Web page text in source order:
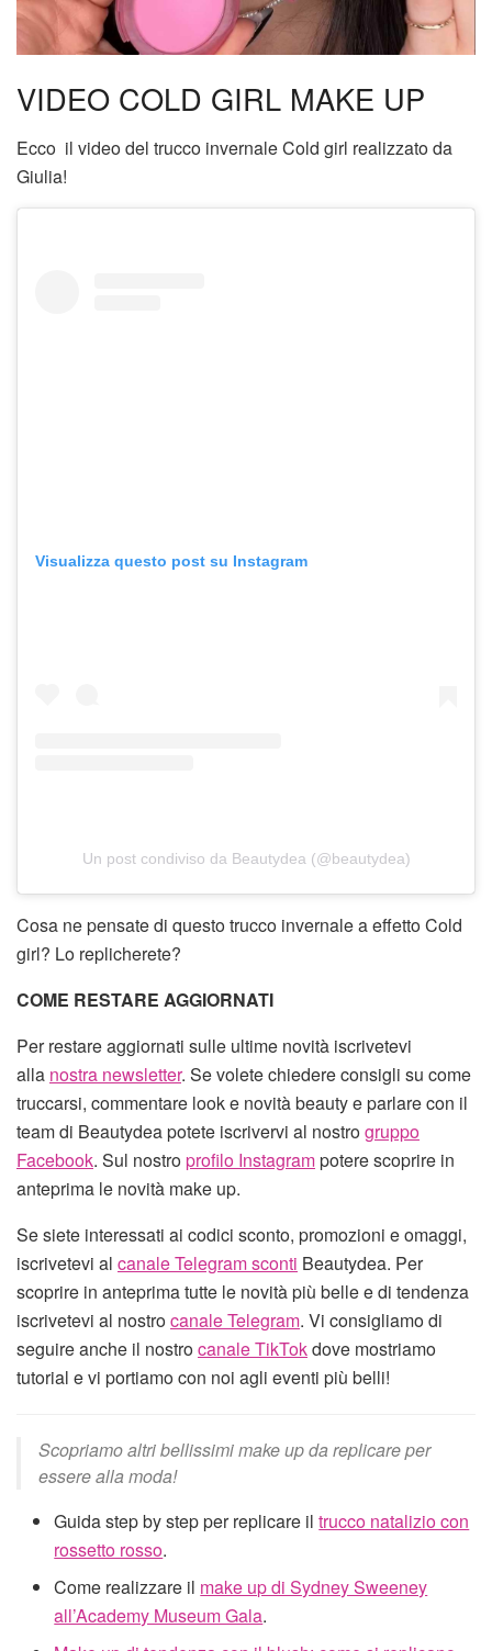
VIDEO COLD GIRL MAKE UP
Ecco il video del trucco invernale Cold girl realizzato da
Giulia!
Visualizza questo post su Instagram
Un post condiviso da Beautydea (@beautydea)
Cosa ne pensate di questo trucco invernale a effetto Cold
girl? Lo replicherete?
COME RESTARE AGGIORNATI
Per restare aggiornati sulle ultime novità iscrivetevi
alla nostra newsletter. Se volete chiedere consigli su come
truccarsi, commentare look e novità beauty e parlare con il
team di Beautydea potete iscrivervi al nostrogruppo
Facebook. Sul nostroprofilo Instagrampotere scoprire in
anteprima le novità make up.
Se siete interessati ai codici sconto, promozioni e omaggi,
iscrivetevi al canale Telegram sconti Beautydea. Per
scoprire in anteprima tutte le novità più belle e di tendenza
iscrivetevi al nostrocanale Telegram. Vi consigliamo di
seguire anche il nostrocanale TikTokdove mostriamo
tutorial e vi portiamo con noi agli eventi più belli!
Scopriamo altri bellissimi make up da replicare per
essere alla moda!
Guida step by step per replicare iltrucco natalizio con
rossetto rosso.
Come realizzare il make up di Sydney Sweeney
all’Academy Museum Gala.